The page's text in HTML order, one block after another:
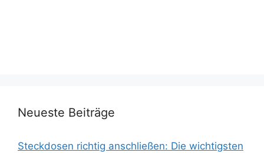
Neueste Beiträge
Steckdosen richtig anschließen: Die wichtigsten